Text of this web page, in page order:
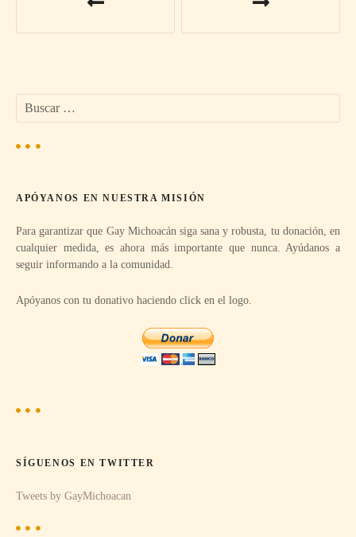
g
a
ó
n
d
n
r
a
c
:APÓYANOS EN NUESTRA MISIÓN
Para garantizar que Gay Michoacán siga sana y robusta, tu donación, en
cualquier medida, es ahora más importante que nunca. Ayúdanos a
seguir informando a la comunidad.
Apóyanos con tu donativo haciendo click en el logo.
SÍGUENOS EN TWITTER
Tweets by GayMichoacan